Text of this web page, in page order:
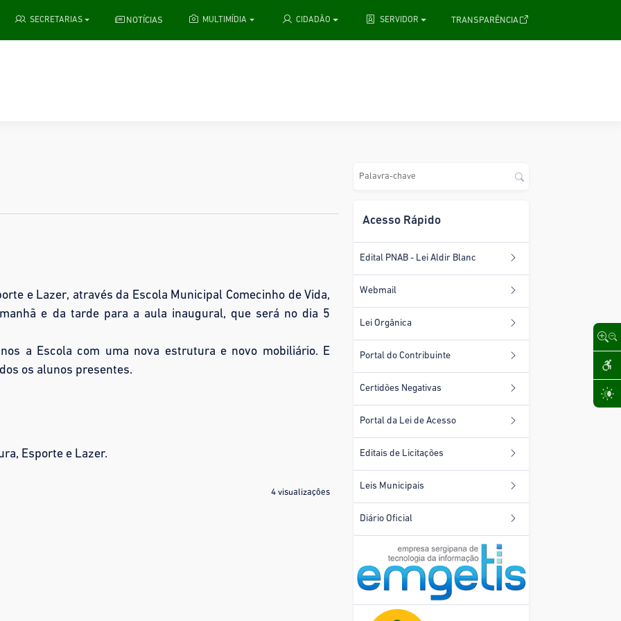
SECRETARIAS NOTÍCIAS MULTIMÍDIA CIDADÃO SERVIDOR TRANSPARÊNCIA
e Lazer, através da Escola Municipal Comecinho de Vida,
e da tarde para a aula inaugural, que será no dia 5
a Escola com uma nova estrutura e novo mobiliário. E
os alunos presentes.
Esporte e Lazer.
4 visualizações
Acesso Rápido
Edital PNAB - Lei Aldir Blanc
Webmail
Lei Orgânica
Portal do Contribuinte
Certidões Negativas
Portal da Lei de Acesso
Editais de Licitações
Leis Municipais
Diário Oficial